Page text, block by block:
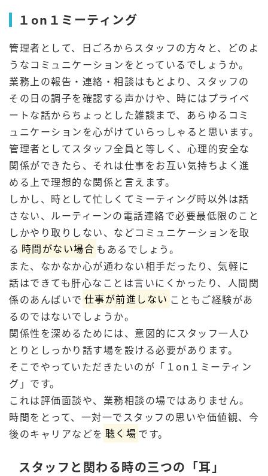
１on１ミーティング
管理者として、日ごろからスタッフの方々と、どのよ
うなコミュニケーションをとっているでしょうか。
業務上の報告・連絡・相談はもとより、スタッフの
その日の調子を確認する声かけや、時にはプライベ
ートな話からちょっとした雑談まで、あらゆるコミ
ュニケーションを心がけていらっしゃると思います。
管理者としてスタッフ全員と等しく、心理的安全な
関係ができたら、それは仕事をお互い気持ちよく進
める上で理想的な関係と言えます。
しかし、時として忙しくてミーティング時以外は話
さない、ルーティーンの電話連絡で必要最低限のこと
しかやり取りしない、などコミュニケーションを取
る 時間がない場合 もあるでしょう。
また、なかなか心が通わない相手だったり、気軽に
話はできても肝心なことは言いにくかったり、人間関
係のあんばいで 仕事が前進しない こともご経験があ
るのではないでしょうか。
関係性を深めるためには、意図的にスタッフ一人ひ
とりとしっかり話す場を設ける必要があります。
そこでやっていただきたいのが「１on１ミーティン
グ」です。
これは評価面談や、業務相談の場ではありません。
時間をとって、一対一でスタッフの思いや価値観、今
後のキャリアなどを 聴く場 です。
スタッフと関わる時の三つの「耳」